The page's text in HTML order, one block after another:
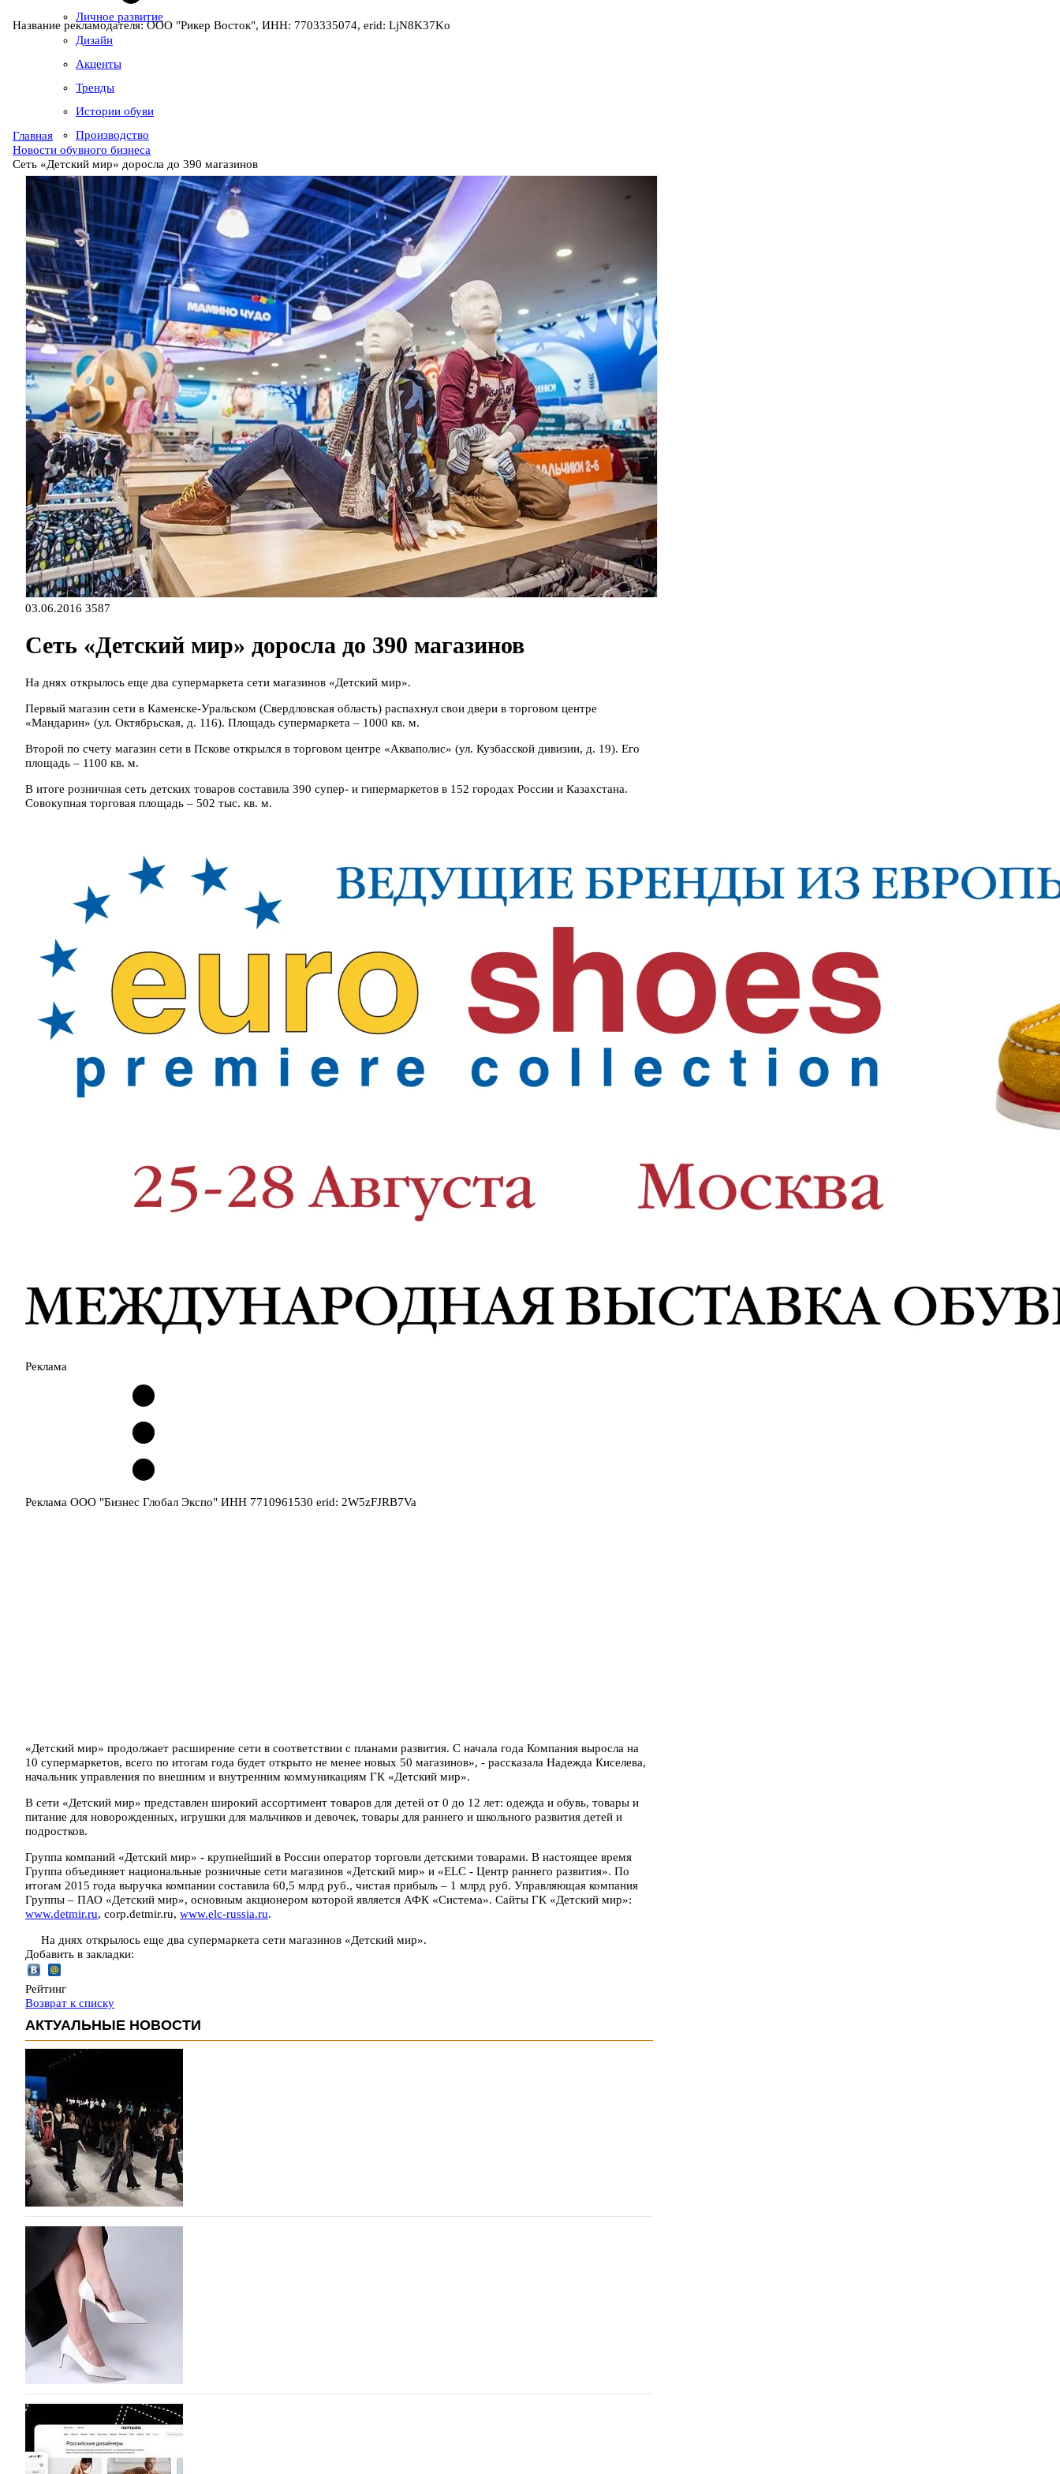
Личное развитие
Дизайн
Акценты
Тренды
Истории обуви
Производство
Название рекламодателя: ООО "Рикер Восток", ИНН: 7703335074, erid: LjN8K37Ko
Главная
Новости обувного бизнеса
Сеть «Детский мир» доросла до 390 магазинов
03.06.2016 3587
Сеть «Детский мир» доросла до 390 магазинов
На днях открылось еще два супермаркета сети магазинов «Детский мир».
Первый магазин сети в Каменске-Уральском (Свердловская область) распахнул свои двери в торговом центре
«Мандарин» (ул. Октябрьская, д. 116). Площадь супермаркета – 1000 кв. м.
Второй по счету магазин сети в Пскове открылся в торговом центре «Акваполис» (ул. Кузбасской дивизии, д. 19). Его
площадь – 1100 кв. м.
В итоге розничная сеть детских товаров составила 390 супер- и гипермаркетов в 152 городах России и Казахстана.
Совокупная торговая площадь – 502 тыс. кв. м.
Реклама
Реклама ООО "Бизнес Глобал Экспо" ИНН 7710961530 erid: 2W5zFJRB7Va
«Детский мир» продолжает расширение сети в соответствии с планами развития. С начала года Компания выросла на
10 супермаркетов, всего по итогам года будет открыто не менее новых 50 магазинов», - рассказала Надежда Киселева,
начальник управления по внешним и внутренним коммуникациям ГК «Детский мир».
В сети «Детский мир» представлен широкий ассортимент товаров для детей от 0 до 12 лет: одежда и обувь, товары и
питание для новорожденных, игрушки для мальчиков и девочек, товары для раннего и школьного развития детей и
подростков.
Группа компаний «Детский мир» - крупнейший в России оператор торговли детскими товарами. В настоящее время
Группа объединяет национальные розничные сети магазинов «Детский мир» и «ELC - Центр раннего развития». По
итогам 2015 года выручка компании составила 60,5 млрд руб., чистая прибыль – 1 млрд руб. Управляющая компания
Группы – ПАО «Детский мир», основным акционером которой является АФК «Система». Сайты ГК «Детский мир»:
www.detmir.ru, corp.detmir.ru, www.elc-russia.ru.
На днях открылось еще два супермаркета сети магазинов «Детский мир».
Добавить в закладки:
Рейтинг
Возврат к списку
АКТУАЛЬНЫЕ НОВОСТИ
На участие в Московской неделе моды подано 1047 заявок
На участие в седьмой Московской неделе моды, которая пройдет в российской столице с 26 сентября по 1
октября, уже подано 1047 заявок. Примерно половину из них (494) прислали дизайнеры, коллекции
которых не были представлены в…
07.08.2026 572
BALLINA представит свои новинки на Euro Shoes
Компания BALLINA Guangzhou Lihuang Footwear Co., Ltd., основанная в 2011 году и расположенная в
Гуанчжоу, столице моды Китая, является профессиональной обувной компанией, объединяющей